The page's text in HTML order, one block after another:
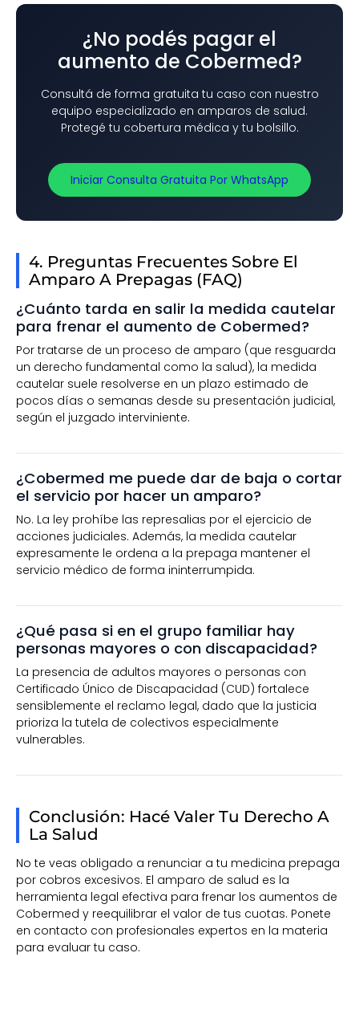
¿No podés pagar el
aumento de Cobermed?
Consultá de forma gratuita tu caso con nuestro
equipo especializado en amparos de salud.
Protegé tu cobertura médica y tu bolsillo.
Iniciar Consulta Gratuita Por WhatsApp
4. Preguntas Frecuentes Sobre El
Amparo A Prepagas (FAQ)
¿Cuánto tarda en salir la medida cautelar
para frenar el aumento de Cobermed?
Por tratarse de un proceso de amparo (que resguarda
un derecho fundamental como la salud), la medida
cautelar suele resolverse en un plazo estimado de
pocos días o semanas desde su presentación judicial,
según el juzgado interviniente.
¿Cobermed me puede dar de baja o cortar
el servicio por hacer un amparo?
No. La ley prohíbe las represalias por el ejercicio de
acciones judiciales. Además, la medida cautelar
expresamente le ordena a la prepaga mantener el
servicio médico de forma ininterrumpida.
¿Qué pasa si en el grupo familiar hay
personas mayores o con discapacidad?
La presencia de adultos mayores o personas con
Certificado Único de Discapacidad (CUD) fortalece
sensiblemente el reclamo legal, dado que la justicia
prioriza la tutela de colectivos especialmente
vulnerables.
Conclusión: Hacé Valer Tu Derecho A
La Salud
No te veas obligado a renunciar a tu medicina prepaga
por cobros excesivos. El amparo de salud es la
herramienta legal efectiva para frenar los aumentos de
Cobermed y reequilibrar el valor de tus cuotas. Ponete
en contacto con profesionales expertos en la materia
para evaluar tu caso.